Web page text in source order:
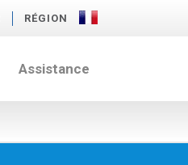
RÉGION
Assistance